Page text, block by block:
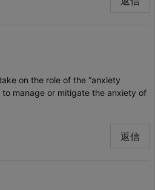
on the role of the “anxiety
to manage or mitigate the anxiety of
返信